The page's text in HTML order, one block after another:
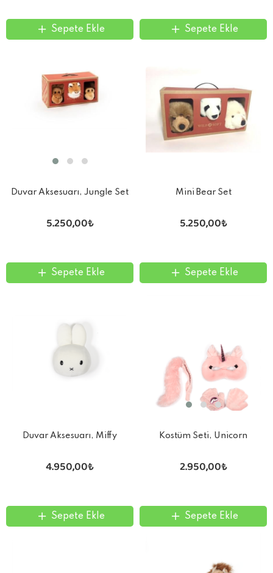
Sepete Ekle Sepete Ekle
Duvar Aksesuarı, Jungle Set
5.250,00₺
Sepete Ekle
Mini Bear Set
5.250,00₺
Sepete Ekle
Duvar Aksesuarı, Miffy
4.950,00₺
Sepete Ekle
Kostüm Seti, Unicorn
2.950,00₺
Sepete Ekle